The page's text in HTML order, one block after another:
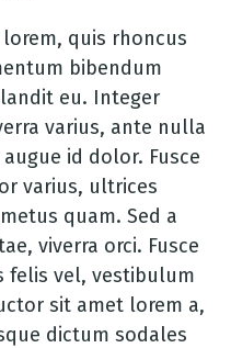
quis rhoncus
bibendum
eu. Integer
varius, ante nulla
id dolor. Fusce
varius, ultrices
quam. Sed a
viverra orci. Fusce
felis vel, vestibulum
sit amet lorem a,
dictum sodales